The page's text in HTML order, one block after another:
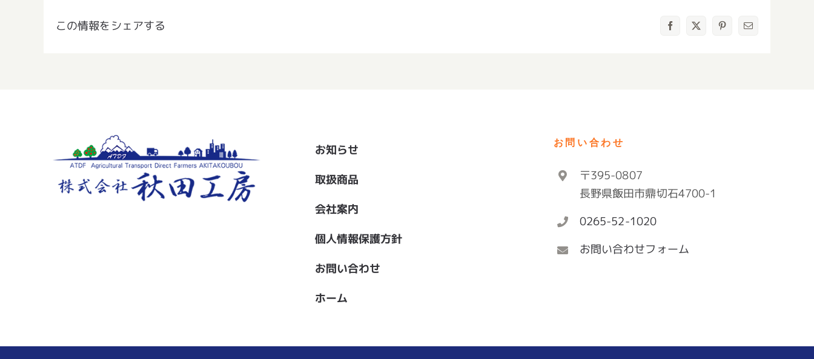
この情報をシェアする Facebook
X Pinterest
電
お知らせ
取扱商品
会社案内
個人情報保護方針
お問い合わせ
ホーム
お問い合わせ
〒395-0807
長野県飯田市鼎切石4700-1
0265-52-1020
お問い合わせフォーム